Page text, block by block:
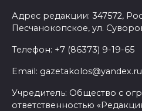
Адрес редакции: 347572,
Песчанокопское, ул.
Телефон: +7 (86373) 9-19-65
Email: gazetakolos@yandex.ru
Учредитель: Общество с
ответственностью